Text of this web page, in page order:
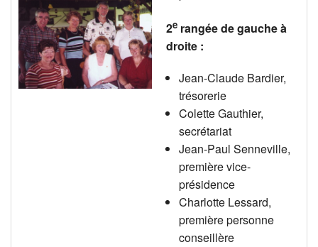
2e rangée de gauche à
droite :
Jean-Claude Bardier,
trésorerie
Colette Gauthier,
secrétariat
Jean-Paul Senneville,
première vice-
présidence
Charlotte Lessard,
première personne
conseillère